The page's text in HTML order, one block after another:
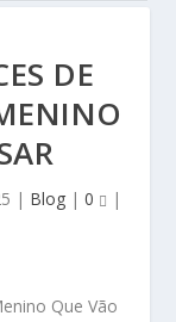
DE
| Blog| 0 |